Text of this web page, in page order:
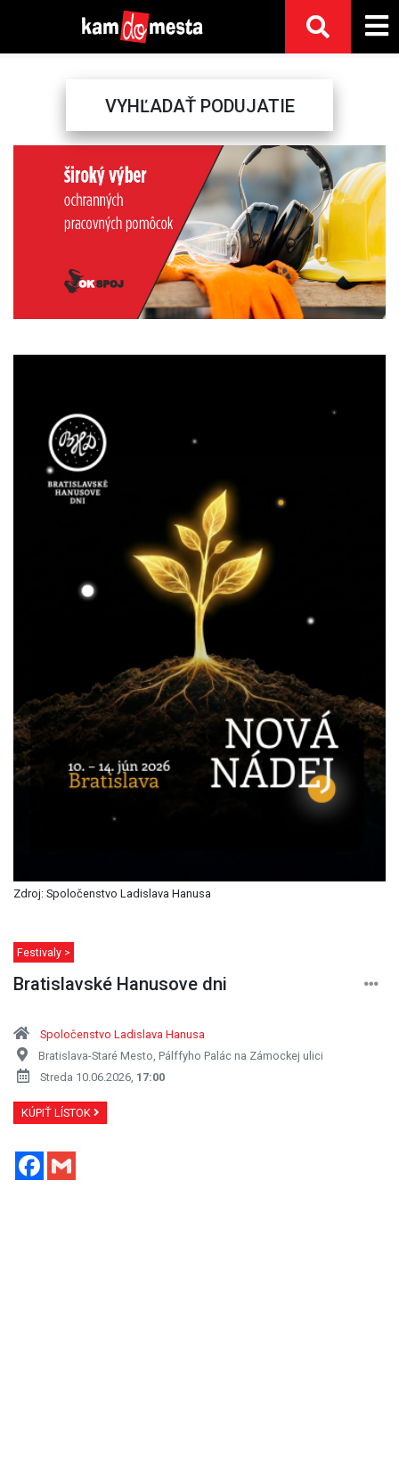
VYHĽADAŤ PODUJATIE
Next
Zdroj: Spoločenstvo Ladislava Hanusa
Festivaly >
Bratislavské Hanusove dni
Spoločenstvo Ladislava Hanusa
Bratislava-Staré Mesto, Pálffyho Palác na Zámockej ulici
Streda 10.06.2026, 17:00
KÚPIŤ LÍSTOK
Facebook